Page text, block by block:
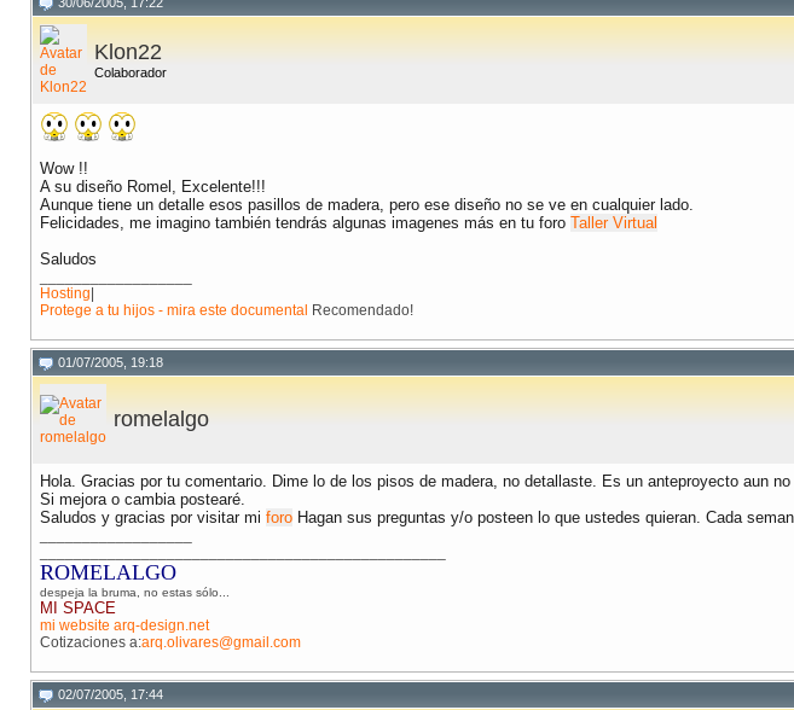
Klon22
Colaborador
Wow !!
A su diseño Romel, Excelente!!!
Aunque tiene un detalle esos pasillos de madera, pero ese diseño no se ve en cualquier lado.
Felicidades, me imagino también tendrás algunas imagenes más en tu foro Taller Virtual
Saludos
Hosting
Protege a tu hijos - mira este documental Recomendado!
01/07/2005, 19:18
romelalgo
Hola. Gracias por tu comentario. Dime lo de los pisos de madera, no detallaste. Es un anteproyecto aun
Si mejora o cambia postearé.
Saludos y gracias por visitar mi foro Hagan sus preguntas y/o posteen lo que ustedes quieran. Cada
ROMELALGO
despeja la bruma, no estas sólo...
MI SPACE
mi website arq-design.net
Cotizaciones a:arq.olivares@gmail.com
02/07/2005, 17:44